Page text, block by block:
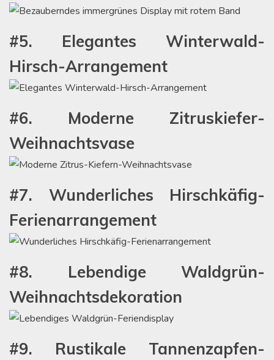
#5. Elegantes Winterwald-
Hirsch-Arrangement
#6. Moderne Zitruskiefer-
Weihnachtsvase
#7. Wunderliches Hirschkäfig-
Ferienarrangement
#8. Lebendige Waldgrün-
Weihnachtsdekoration
#9. Rustikale Tannenzapfen-